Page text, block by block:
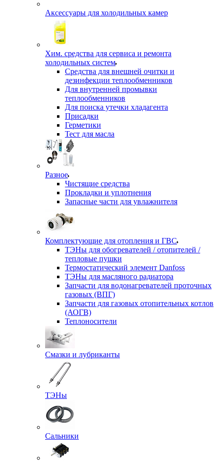
Аксессуары для холодильных камер
Хим. средства для сервиса и ремонта
холодильных систем
Средства для внешней очитки и
дезинфекции теплообменников
Для внутренней промывки
теплообменников
Для поиска утечки хладагента
Присадки
Герметики
Тест для масла
Разное
Чистящие средства
Прокладки и уплотнения
Запасные части для увлажнителя
Комплектующие для отопления и ГВС
ТЭНы для обогревателей / отопителей /
тепловые пушки
Термостатический элемент Danfoss
ТЭНы для масляного радиатора
Запчасти для водонагревателей проточных
газовых (ВПГ)
Запчасти для газовых отопительных котлов
(АОГВ)
Теплоносители
Смазки и лубриканты
ТЭНы
Сальники